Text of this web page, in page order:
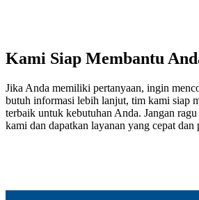
Kami Siap Membantu
Jika Anda memiliki pertanyaan, ingin
butuh informasi lebih lanjut, tim kami siap
terbaik untuk kebutuhan Anda. Jangan
kami dan dapatkan layanan yang cepat dan